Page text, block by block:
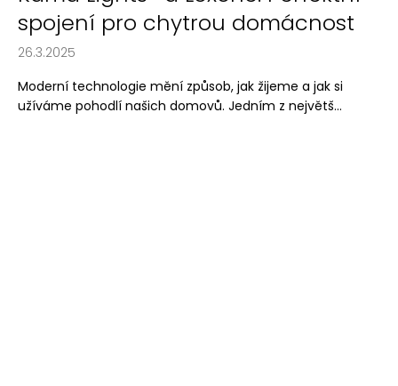
spojení pro chytrou domácnost
26.3.2025
Moderní technologie mění způsob, jak žijeme a jak si
užíváme pohodlí našich domovů. Jedním z největš...